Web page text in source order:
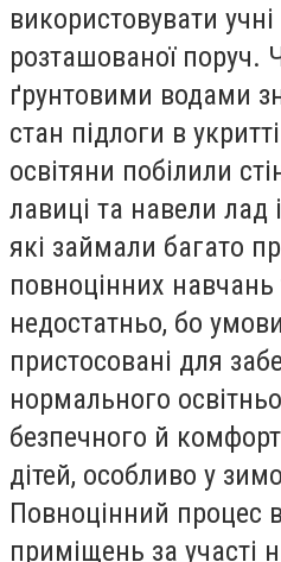
використовувати
розташованої поруч.
ґрунтовими водами
стан підлоги в
освітяни побілили
лавиці та навели лад
які займали багато
повноцінних навчань
недостатньо, бо
пристосовані для
нормального
безпечного й
дітей, особливо у
Повноцінний процес
приміщень за участі